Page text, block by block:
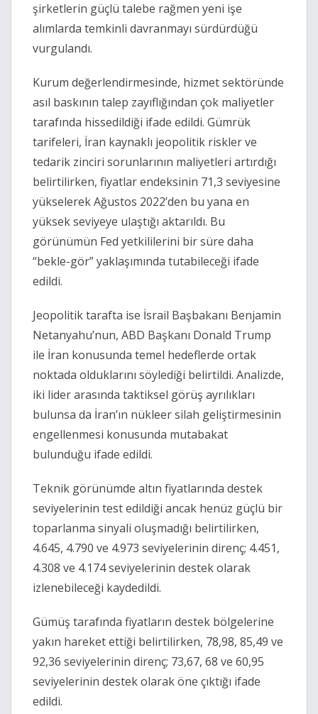
şirketlerin güçlü talebe rağmen yeni işe
alımlarda temkinli davranmayı sürdürdüğü
vurgulandı.
Kurum değerlendirmesinde, hizmet sektöründe
asıl baskının talep zayıflığından çok maliyetler
tarafında hissedildiği ifade edildi. Gümrük
tarifeleri, İran kaynaklı jeopolitik riskler ve
tedarik zinciri sorunlarının maliyetleri artırdığı
belirtilirken, fiyatlar endeksinin 71,3 seviyesine
yükselerek Ağustos 2022’den bu yana en
yüksek seviyeye ulaştığı aktarıldı. Bu
görünümün Fed yetkililerini bir süre daha
“bekle-gör” yaklaşımında tutabileceği ifade
edildi.
Jeopolitik tarafta ise İsrail Başbakanı Benjamin
Netanyahu’nun, ABD Başkanı Donald Trump
ile İran konusunda temel hedeflerde ortak
noktada olduklarını söylediği belirtildi. Analizde,
iki lider arasında taktiksel görüş ayrılıkları
bulunsa da İran’ın nükleer silah geliştirmesinin
engellenmesi konusunda mutabakat
bulunduğu ifade edildi.
Teknik görünümde altın fiyatlarında destek
seviyelerinin test edildiği ancak henüz güçlü bir
toparlanma sinyali oluşmadığı belirtilirken,
4.645, 4.790 ve 4.973 seviyelerinin direnç; 4.451,
4.308 ve 4.174 seviyelerinin destek olarak
izlenebileceği kaydedildi.
Gümüş tarafında fiyatların destek bölgelerine
yakın hareket ettiği belirtilirken, 78,98, 85,49 ve
92,36 seviyelerinin direnç; 73,67, 68 ve 60,95
seviyelerinin destek olarak öne çıktığı ifade
edildi.